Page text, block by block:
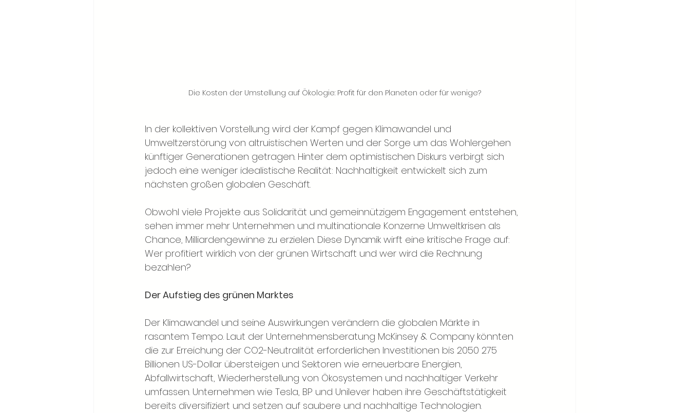
Die Kosten der Umstellung auf Ökologie: Profit für den Planeten oder für wenige?
In der kollektiven Vorstellung wird der Kampf gegen Klimawandel und
Umweltzerstörung von altruistischen Werten und der Sorge um das Wohlergehen
künftiger Generationen getragen. Hinter dem optimistischen Diskurs verbirgt sich
jedoch eine weniger idealistische Realität: Nachhaltigkeit entwickelt sich zum
nächsten großen globalen Geschäft.
Obwohl viele Projekte aus Solidarität und gemeinnützigem Engagement entstehen,
sehen immer mehr Unternehmen und multinationale Konzerne Umweltkrisen als
Chance, Milliardengewinne zu erzielen. Diese Dynamik wirft eine kritische Frage auf:
Wer profitiert wirklich von der grünen Wirtschaft und wer wird die Rechnung
bezahlen?
Der Aufstieg des grünen Marktes
Der Klimawandel und seine Auswirkungen verändern die globalen Märkte in
rasantem Tempo. Laut der Unternehmensberatung McKinsey & Company könnten
die zur Erreichung der CO2-Neutralität erforderlichen Investitionen bis 2050 275
Billionen US-Dollar übersteigen und Sektoren wie erneuerbare Energien,
Abfallwirtschaft, Wiederherstellung von Ökosystemen und nachhaltiger Verkehr
umfassen. Unternehmen wie Tesla, BP und Unilever haben ihre Geschäftstätigkeit
bereits diversifiziert und setzen auf saubere und nachhaltige Technologien.